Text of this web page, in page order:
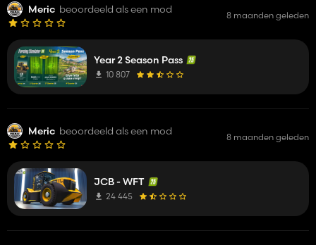
Meric beoordeeld als een mod 8 maanden geleden
Year 2 Season Pass
10 807
Meric beoordeeld als een mod 8 maanden geleden
JCB - WFT
24 445